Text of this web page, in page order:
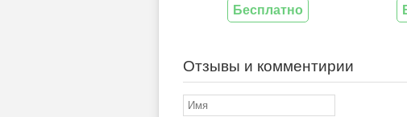
Бесплатно
Отзывы и комментирии